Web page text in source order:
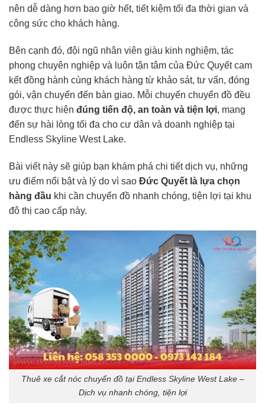
nên dễ dàng hơn bao giờ hết, tiết kiệm tối đa thời gian và
công sức cho khách hàng.
Bên cạnh đó, đội ngũ nhân viên giàu kinh nghiệm, tác
phong chuyên nghiệp và luôn tận tâm của Đức Quyết cam
kết đồng hành cùng khách hàng từ khảo sát, tư vấn, đóng
gói, vận chuyển đến bàn giao. Mỗi chuyến chuyển đồ đều
được thực hiện đúng tiến độ, an toàn và tiện lợi, mang
đến sự hài lòng tối đa cho cư dân và doanh nghiệp tại
Endless Skyline West Lake.
Bài viết này sẽ giúp bạn khám phá chi tiết dịch vụ, những
ưu điểm nổi bật và lý do vì sao Đức Quyết là lựa chọn
hàng đầu khi cần chuyển đồ nhanh chóng, tiện lợi tại khu
đô thị cao cấp này.
Thuê xe cắt nóc chuyển đồ tại Endless Skyline West Lake –
Dịch vụ nhanh chóng, tiện lợi